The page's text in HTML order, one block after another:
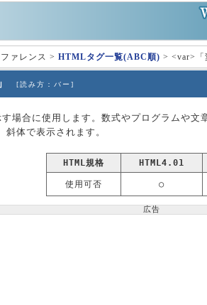
ァレンス > HTMLタグ一覧(ABC順) > <var>「
[読み方：バー]
場合に使用します。数式やプログラムや文
体で表示されます。
HTML規格 HTML4.01
使用可否 ○
広告